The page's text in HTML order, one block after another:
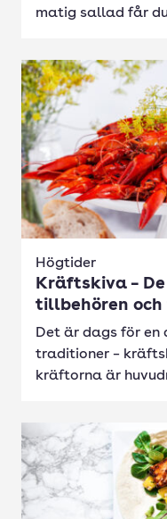
matig sallad får
Högtider
Kräftskiva –
tillbehören och
Det är dags för
traditioner –
kräftorna är